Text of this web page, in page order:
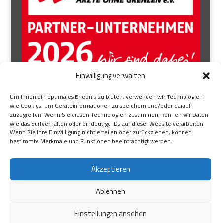
Einwilligung verwalten
Um Ihnen ein optimales Erlebnis zu bieten, verwenden wir Technologien
wie Cookies, um Geräteinformationen zu speichern und/oder darauf
zuzugreifen. Wenn Sie diesen Technologien zustimmen, können wir Daten
wie das Surfverhalten oder eindeutige IDs auf dieser Website verarbeiten.
Wenn Sie Ihre Einwilligung nicht erteilen oder zurückziehen, können
bestimmte Merkmale und Funktionen beeinträchtigt werden.
Akzeptieren
Ablehnen
Einstellungen ansehen
AUFSICHTSRAT
BEIRAT
BRANCHENEXPERTE
ÜBER UNS
DATENSCHUTZ